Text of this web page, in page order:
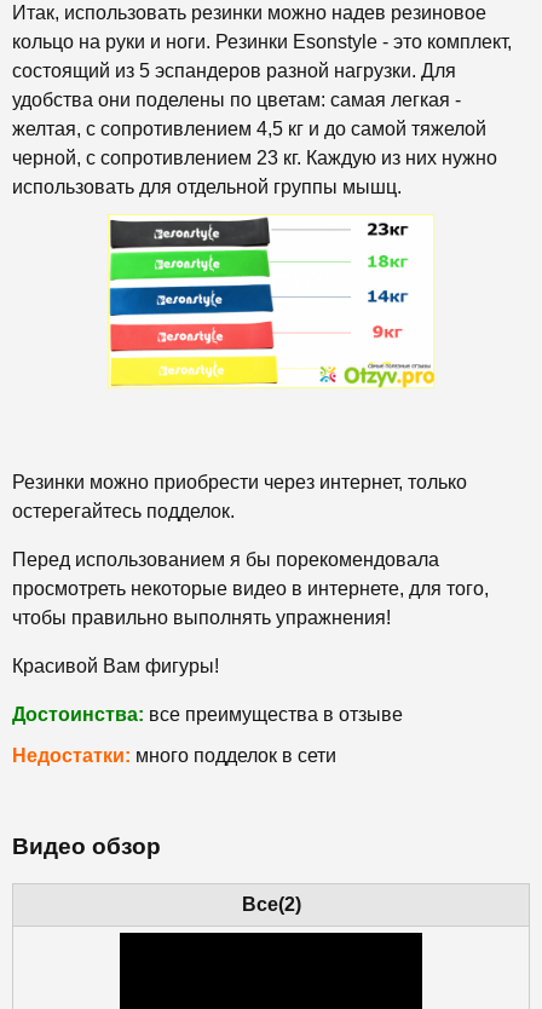
Итак, использовать резинки можно надев резиновое
кольцо на руки и ноги. Резинки Esonstyle - это комплект,
состоящий из 5 эспандеров разной нагрузки. Для
удобства они поделены по цветам: самая легкая -
желтая, с сопротивлением 4,5 кг и до самой тяжелой
черной, с сопротивлением 23 кг. Каждую из них нужно
использовать для отдельной группы мышц.
Резинки можно приобрести через интернет, только
остерегайтесь подделок.
Перед использованием я бы порекомендовала
просмотреть некоторые видео в интернете, для того,
чтобы правильно выполнять упражнения!
Красивой Вам фигуры!
Достоинства: все преимущества в отзыве
Недостатки: много подделок в сети
Видео обзор
Все(2)